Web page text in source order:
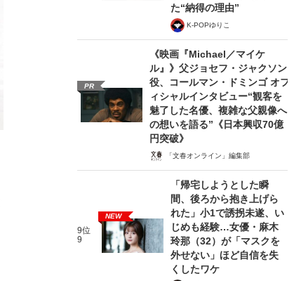
た“納得の理由”
K-POPゆりこ
PR
《映画『Michael／マイケ
ル』》父ジョセフ・ジャクソン
役、コールマン・ドミンゴ オフ
ィシャルインタビュー“観客を
魅了した名優、複雑な父親像へ
の想いを語る”《日本興収70億
円突破》
「文春オンライン」編集部
9位
9
NEW
「帰宅しようとした瞬
間、後ろから抱き上げら
れた」小1で誘拐未遂、い
じめも経験…女優・麻木
玲那（32）が「マスクを
外せない」ほど自信を失
くしたワケ